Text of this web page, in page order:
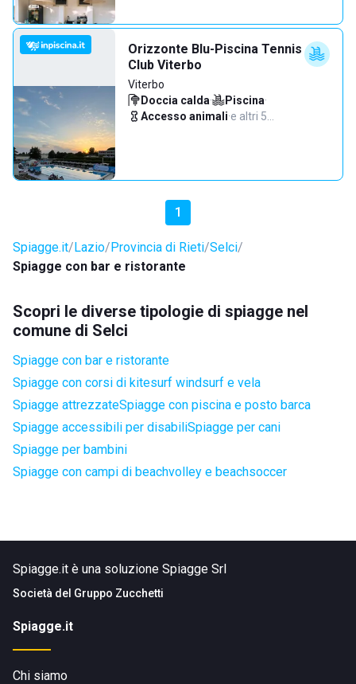
Orizzonte Blu-Piscina Tennis
Club Viterbo
Viterbo
Doccia calda· Piscina·
Accesso animali·e altri 5…
1
Spiagge.it Lazio Provincia di Rieti Selci
Spiagge con bar e ristorante
Scopri le diverse tipologie di spiagge nel
comune di Selci
Spiagge con bar e ristorante
Spiagge con corsi di kitesurf windsurf e vela
Spiagge attrezzateSpiagge con piscina e posto barca
Spiagge accessibili per disabiliSpiagge per cani
Spiagge per bambini
Spiagge con campi di beachvolley e beachsoccer
Spiagge.it è una soluzione Spiagge Srl
Società del Gruppo Zucchetti
Spiagge.it
Chi siamo